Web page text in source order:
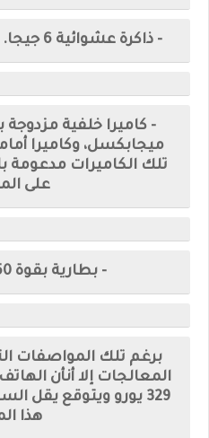
- ذاكرة عشوائية 6 جيجا. وذاكرة تخزين 64 جيجا.
تلك الكاميرات مدعومة
على
- بطارية بقوة 3750 مللي أمبير.
برغم تلك المواصفات
المعالجات إلا أنأن
329 يورو ويتوقع يقل
هذا